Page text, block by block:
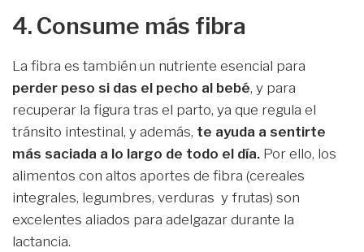
4. Consume más fibra
La fibra es también un nutriente esencial para
perder peso si das el pecho al bebé, y para
recuperar la figura tras el parto, ya que regula el
tránsito intestinal, y además, te ayuda a sentirte
más saciada a lo largo de todo el día. Por ello, los
alimentos con altos aportes de fibra (cereales
integrales, legumbres, verduras y frutas) son
excelentes aliados para adelgazar durante la
lactancia.